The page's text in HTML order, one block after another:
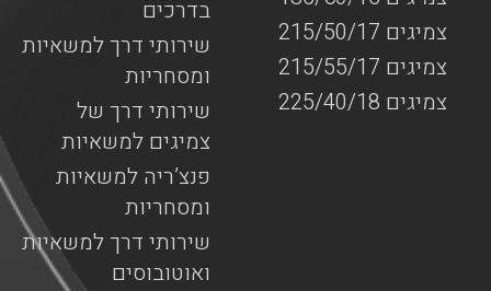
בדרכים
שירותי דרך למשאיות
ומסחריות
שירותי דרך של
צמיגים למשאיות
פנצ’ריה למשאיות
ומסחריות
שירותי דרך למשאיות
ואוטובוסים
צמיגים 215/50/17
צמיגים 215/55/17
צמיגים 225/40/18